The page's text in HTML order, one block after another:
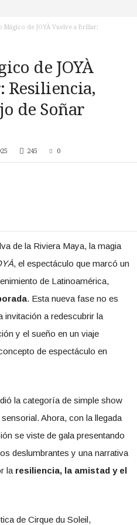
Mágico de JOYÀ Vuelve a Brillar:
de JOYÀ
Resiliencia,
de Soñar
245 0
de la Riviera Maya, la magia
, el espectáculo que marcó un
de Latinoamérica,
. Esta nueva fase no es
invitación a redescubrir la
y el sueño en un viaje
de espectáculo en
la categoría de simple show
Ahora, con la llegada
se viste de gala presentando
deslumbrantes y una narrativa
la resiliencia, la amistad y el
de Cirque du Soleil,